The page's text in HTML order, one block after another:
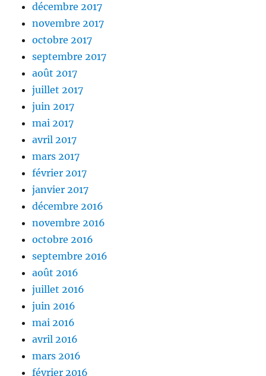
décembre 2017
novembre 2017
octobre 2017
septembre 2017
août 2017
juillet 2017
juin 2017
mai 2017
avril 2017
mars 2017
février 2017
janvier 2017
décembre 2016
novembre 2016
octobre 2016
septembre 2016
août 2016
juillet 2016
juin 2016
mai 2016
avril 2016
mars 2016
février 2016